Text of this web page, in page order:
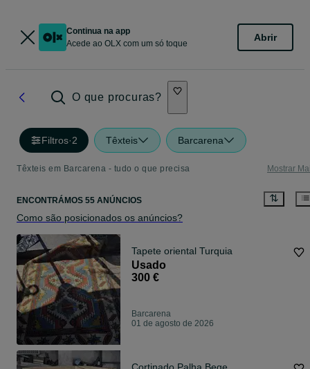
Continua na app
Acede ao OLX com um só toque
Abrir
O que procuras?
Filtros·2 Têxteis Barcarena
Têxteis em Barcarena - tudo o que precisa Mostrar
ENCONTRÁMOS 55 ANÚNCIOS
Como são posicionados os anúncios?
Tapete oriental Turquia
Usado
300 €
Barcarena
01 de agosto de 2026